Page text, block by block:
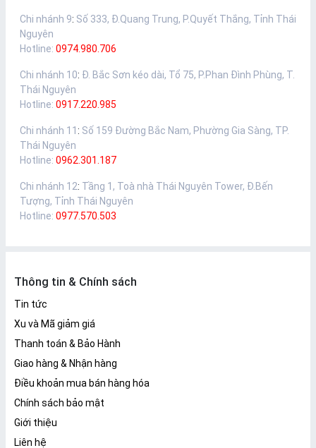
Chi nhánh 9: Số 333, Đ.Quang Trung, P.Quyết Thắng, Tỉnh Thái
Nguyên
Hotline: 0974.980.706
Chi nhánh 10: Đ. Bắc Sơn kéo dài, Tổ 75, P.Phan Đình Phùng, T.
Thái Nguyên
Hotline: 0917.220.985
Chi nhánh 11 : Số 159 Đường Bắc Nam, Phường Gia Sàng, TP.
Thái Nguyên
Hotline: 0962.301.187
Chi nhánh 12: Tầng 1, Toà nhà Thái Nguyên Tower, Đ.Bến
Tượng, Tỉnh Thái Nguyên
Hotline: 0977.570.503
Thông tin & Chính sách
Tin tức
Xu và Mã giảm giá
Thanh toán & Bảo Hành
Giao hàng & Nhận hàng
Điều khoản mua bán hàng hóa
Chính sách bảo mật
Giới thiệu
Liên hệ